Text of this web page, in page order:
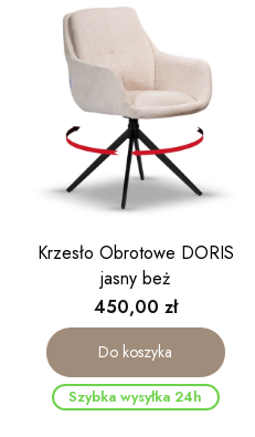
Krzesło Obrotowe DORIS
jasny beż
Cena
450,00 zł
Do koszyka
Szybka wysyłka 24h